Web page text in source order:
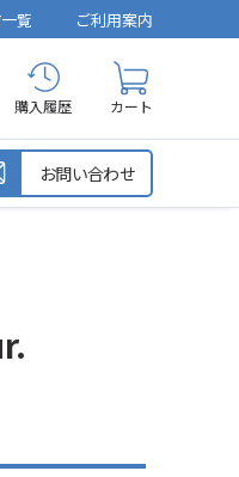
覧 ご利用案内
購入履歴 カート
お問い合わせ